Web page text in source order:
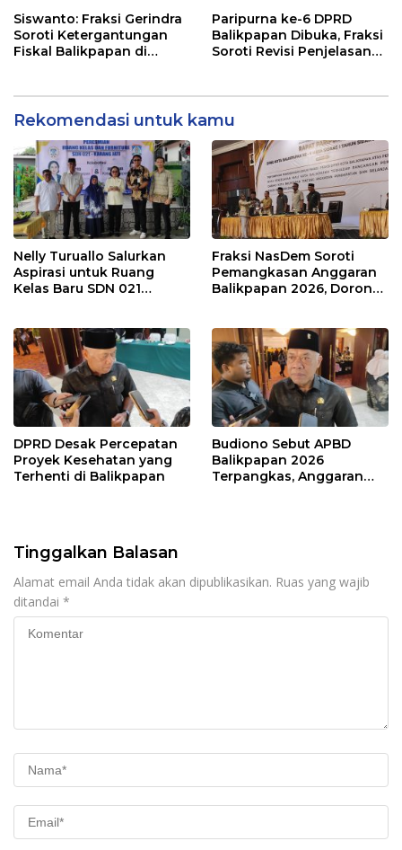
Balikpapan 2026
Siswanto: Fraksi Gerindra
Soroti Ketergantungan
Fiskal Balikpapan di
Paripurna ke-6 DPRD
Balikpapan Dibuka, Fraksi
Soroti Revisi Penjelasan
Rekomendasi untuk kamu
Nelly Turuallo Salurkan
Aspirasi untuk Ruang
Kelas Baru SDN 021
Fraksi NasDem Soroti
Pemangkasan Anggaran
Balikpapan 2026, Dorong
DPRD Desak Percepatan
Proyek Kesehatan yang
Terhenti di Balikpapan
Budiono Sebut APBD
Balikpapan 2026
Terpangkas, Anggaran
Tinggalkan Balasan
Alamat email Anda tidak akan dipublikasikan. Ruas yang wajib
ditandai *